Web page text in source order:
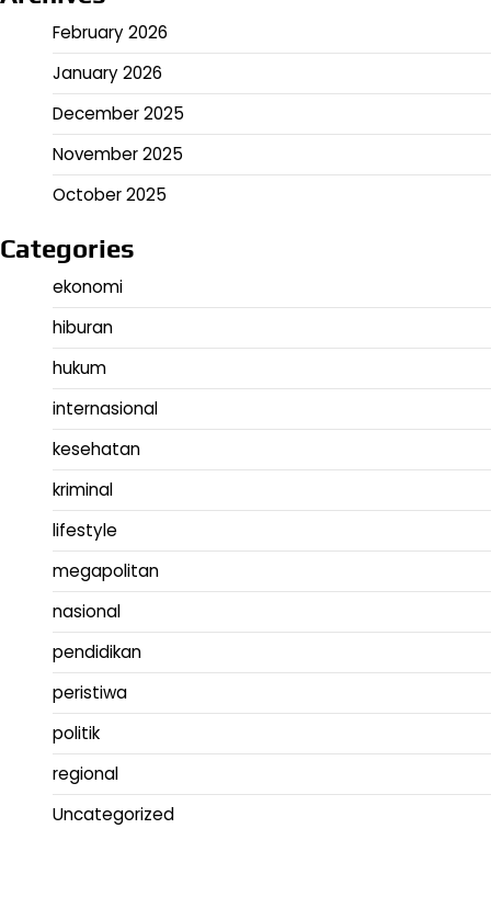
February 2026
January 2026
December 2025
November 2025
October 2025
Categories
ekonomi
hiburan
hukum
internasional
kesehatan
kriminal
lifestyle
megapolitan
nasional
pendidikan
peristiwa
politik
regional
Uncategorized